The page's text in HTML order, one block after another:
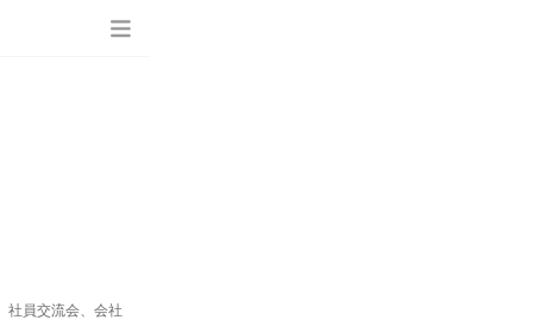
社員交流会、会社